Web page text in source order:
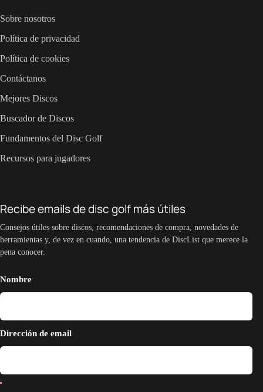
Sobre nosotros
Política de privacidad
Política de cookies
Contáctanos
Mejores Discos
Buscador de Discos
Fundamentos del Disc Golf
Recursos para jugadores
Recibe emails de disc golf más útiles
Consejos útiles sobre discos, recomendaciones de compra, novedades de
herramientas y, de vez en cuando, una tendencia de DiscList que merece la
pena conocer.
Nombre
Dirección de email